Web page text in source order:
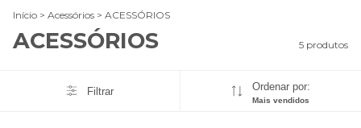
Início > Acessórios > ACESSÓRIOS
ACESSÓRIOS 5 produtos
Filtrar Ordenar por:
Mais vendidos